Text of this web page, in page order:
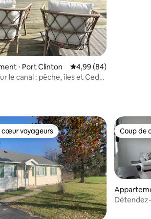
⋅ Port Clinton Évaluation moyenne
4,99 (84)
le canal : pêche, îles et Cedar
cœur voyageurs
cœur voyageurs Coup de
Coup de